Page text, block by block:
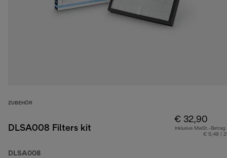
ZUBEHÖR
DLSA008 Filters kit
DLSA008
€ 32,90
Inklusive MwSt.-Betrag
€ 5,48 (